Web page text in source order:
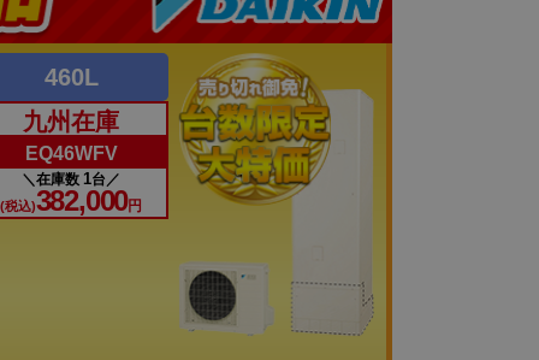
460L
九州在庫
EQ46WFV
在庫数 1台
(税込)382,000円